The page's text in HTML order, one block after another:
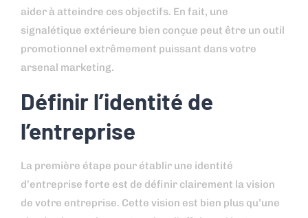
aider à atteindre ces objectifs. En fait, une
signalétique extérieure bien conçue peut être un outil
promotionnel extrêmement puissant dans votre
arsenal marketing.
Définir l’identité de
l’entreprise
La première étape pour établir une identité
d’entreprise forte est de définir clairement la vision
de votre entreprise. Cette vision est bien plus qu’une